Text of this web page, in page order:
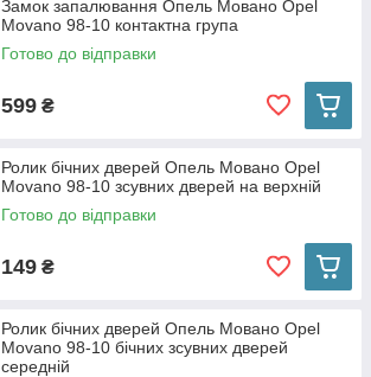
Замок запалювання Опель Мовано Opel
Movano 98-10 контактна група
Готово до відправки
599 ₴
Ролик бічних дверей Опель Мовано Opel
Movano 98-10 зсувних дверей на верхній
Готово до відправки
149 ₴
Ролик бічних дверей Опель Мовано Opel
Movano 98-10 бічних зсувних дверей
середній